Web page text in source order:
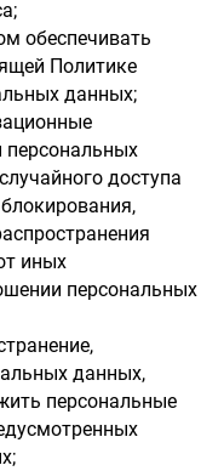
обеспечивать
Политике
данных;
персональных
доступа
иных
персональных
данных,
персональные